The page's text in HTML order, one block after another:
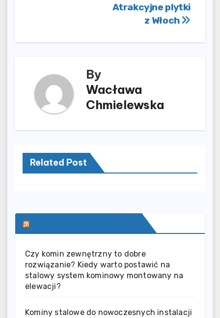
NawigacjaAtrakcyjne plytki
z Włoch
By
Wacława
Chmielewska
Related Post
Czy komin zewnętrzny to dobre
rozwiązanie? Kiedy warto postawić na
stalowy system kominowy montowany na
elewacji?
Kominy stalowe do nowoczesnych instalacji